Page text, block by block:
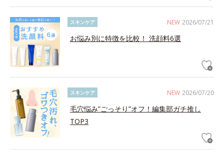
NEW 2026/07/21
スキンケア
お悩み別に特徴を比較！ 洗顔料6選
NEW 2026/07/20
スキンケア
毛穴悩み”ごっそり”オフ！編集部ガチ推し
TOP3